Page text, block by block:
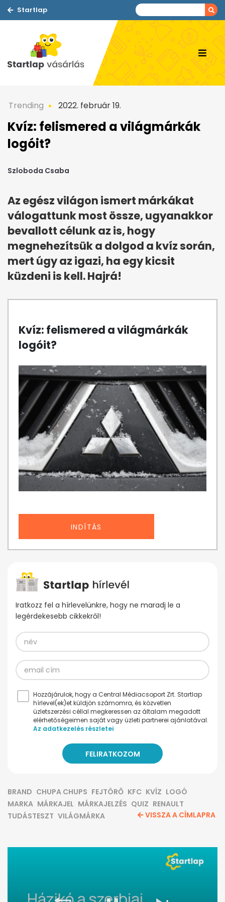
Startlap
Trending 2022. február 19.
Kvíz: felismered a világmárkák
logóit?
Szloboda Csaba
Az egész világon ismert márkákat
válogattunk most össze, ugyanakkor
bevallott célunk az is, hogy
megnehezítsük a dolgod a kvíz során,
mert úgy az igazi, ha egy kicsit
küzdeni is kell. Hajrá!
Kvíz: felismered a világmárkák
logóit?
INDÍTÁS
Iratkozz fel a hírlevelünkre, hogy ne maradj le a
legérdekesebb cikkekről!
Hozzájárulok, hogy a Central Médiacsoport Zrt. Startlap
hírlevel(ek)et küldjön számomra, és közvetlen
üzletszerzési céllal megkeressen az általam megadott
elérhetőségeimen saját vagy üzleti partnerei ajánlatával.
Az adatkezelés részletei
BRAND CHUPA CHUPS FEJTÖRŐ KFC KVÍZ LOGÓ
MARKA MÁRKAJEL MÁRKAJELZÉS QUIZ RENAULT
TUDÁSTESZT VILÁGMÁRKA VISSZA A CÍMLAPRA